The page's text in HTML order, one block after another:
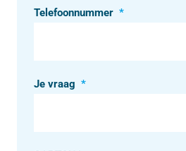
Telefoonnummer *
Je vraag *